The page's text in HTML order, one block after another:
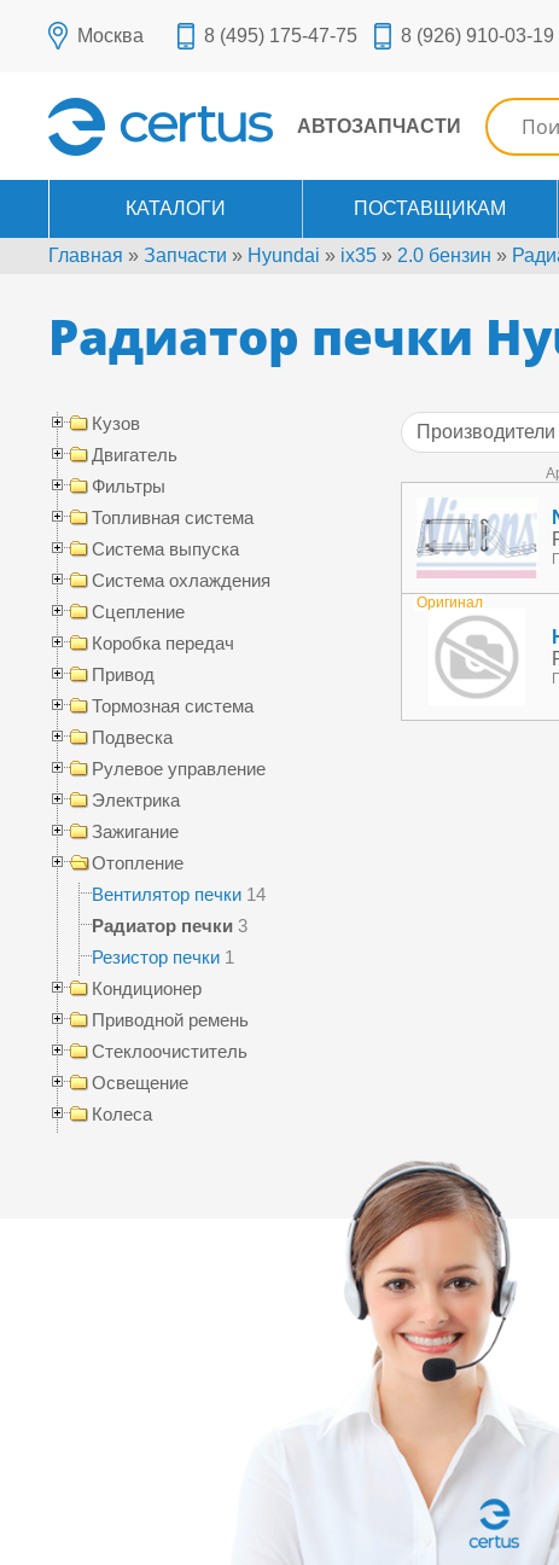
Москва 8 (495) 175-47-75 8 (926) 910-03-19
АВТОЗАПЧАСТИ
КАТАЛОГИ ПОСТАВЩИКАМ
Главная » Запчасти » Hyundai » ix35 » 2.0 бензин »
Радиатор печки
Кузов
Двигатель
Фильтры
Топливная система
Система выпуска
Система охлаждения
Сцепление
Коробка передач
Привод
Тормозная система
Подвеска
Рулевое управление
Электрика
Зажигание
Отопление
Вентилятор печки 14
Радиатор печки 3
Резистор печки 1
Кондиционер
Приводной ремень
Стеклоочиститель
Освещение
Колеса
Производители
HYUNDAI-KIA
NISSENS
Оригинал